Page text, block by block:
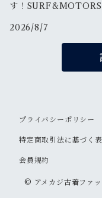
す！SURF&MOTORS
2026/8/7
プライバシーポリシー
特定商取引法に基づく
会員規約
© アメカジ古着ファ